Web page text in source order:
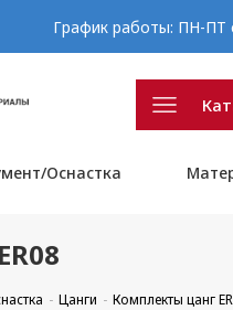
График работы: ПН-ПТ
Оснастка
Цанги Комплекты цанг ER